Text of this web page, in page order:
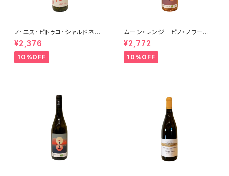
ノ･エス･ピトゥコ･シャルドネ 2
023
¥2,376
10%OFF
ムーン・レンジ ピノ・ノワー
ル ロゼ 2023
¥2,772
10%OFF